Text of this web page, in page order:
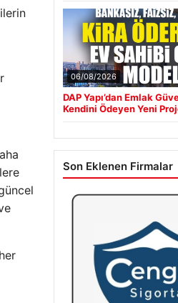
06/08/2026
DAP Yapı’dan Emlak
Kendini Ödeyen Yeni
Son Eklenen Firmalar